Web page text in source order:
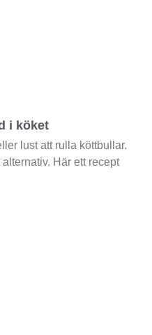
i köket
lust att rulla köttbullar.
Här ett recept